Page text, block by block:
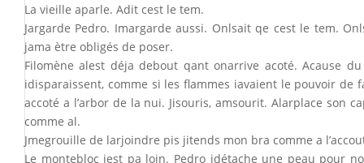
La vieille aparle. Adit cest le tem.
Jargarde Pedro. Imargarde aussi. Onlsait qe cest le tem.
jama ètre obligés de poser.
Filomène alest déja debout qant onarrive acoté. Acause
idisparaissent, comme si les flammes iavaient le pouvoir
accoté a l’arbor de la nui. Jisouris, amsourit. Alarplace son
comme al.
Jmegrouille de larjoindre pis jitends mon bra comme a
Le montebloc iest pa loin. Pedro idétache une peau pour